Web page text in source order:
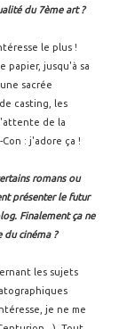
du 7ème art ?
le plus !
papier, jusqu'à sa
sacrée
casting, les
de la
: j'adore ça !
romans ou
présenter le futur
Finalement ça ne
du cinéma ?
les sujets
je ne me